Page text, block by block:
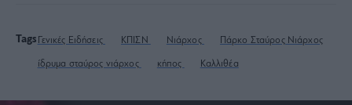
Tags Γενικές Ειδήσεις ΚΠΙΣΝ Νιάρχος Πάρκο Σταύρος Νιάρχος
ίδρυμα σταύρος νιάρχος κήπος Καλλιθέα